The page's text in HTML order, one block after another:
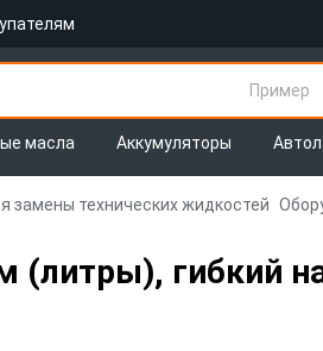
Пример
масла Аккумуляторы
замены технических жидкостей
гибкий